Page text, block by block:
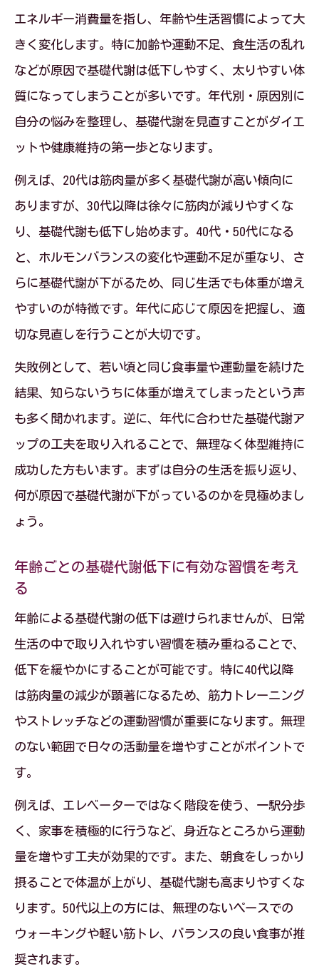
年代別・原因別悩み解消と筋肉量増加の
関係性
筋肉量アップで目指す基礎代謝向上の実
感方法
筋肉量増加がもたらす体質変化を知ろう
年代別・原因別悩み解消に役立つ筋トレ
習慣
筋肉量アップで疲れにくい体作りを目指
す
原因別に考える基礎代謝の上げ方とは
コツ
ホルモンや生活習慣別の対策で基礎代謝
アップ
実感できる基礎代謝アップのポイント
変化とは
基礎代謝が上がったサインを日常で確認
しよう
基礎代謝アップを感じる具体的なシーン
紹介
年代別・原因別悩み解消で得られる成功
体温や疲れにくさで基礎代謝の変化を実
感
暮らしに取り入れたい筋肉量増加の工夫
エネルギー消費量を指し、年齢や生活習慣によって大
きく変化します。特に加齢や運動不足、食生活の乱れ
などが原因で基礎代謝は低下しやすく、太りやすい体
質になってしまうことが多いです。年代別・原因別に
自分の悩みを整理し、基礎代謝を見直すことがダイエ
ットや健康維持の第一歩となります。
例えば、20代は筋肉量が多く基礎代謝が高い傾向に
ありますが、30代以降は徐々に筋肉が減りやすくな
り、基礎代謝も低下し始めます。40代・50代になる
と、ホルモンバランスの変化や運動不足が重なり、さ
らに基礎代謝が下がるため、同じ生活でも体重が増え
やすいのが特徴です。年代に応じて原因を把握し、適
切な見直しを行うことが大切です。
失敗例として、若い頃と同じ食事量や運動量を続けた
結果、知らないうちに体重が増えてしまったという声
も多く聞かれます。逆に、年代に合わせた基礎代謝ア
ップの工夫を取り入れることで、無理なく体型維持に
成功した方もいます。まずは自分の生活を振り返り、
何が原因で基礎代謝が下がっているのかを見極めまし
ょう。
年齢ごとの基礎代謝低下に有効な習慣を考え
る
年齢による基礎代謝の低下は避けられませんが、日常
生活の中で取り入れやすい習慣を積み重ねることで、
低下を緩やかにすることが可能です。特に40代以降
は筋肉量の減少が顕著になるため、筋力トレーニング
やストレッチなどの運動習慣が重要になります。無理
のない範囲で日々の活動量を増やすことがポイントで
す。
例えば、エレベーターではなく階段を使う、一駅分歩
く、家事を積極的に行うなど、身近なところから運動
量を増やす工夫が効果的です。また、朝食をしっかり
摂ることで体温が上がり、基礎代謝も高まりやすくな
ります。50代以上の方には、無理のないペースでの
ウォーキングや軽い筋トレ、バランスの良い食事が推
奨されます。